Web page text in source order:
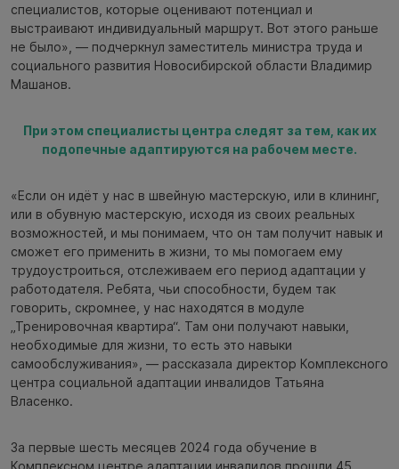
специалистов, которые оценивают потенциал и
выстраивают индивидуальный маршрут. Вот этого раньше
не было», — подчеркнул заместитель министра труда и
социального развития Новосибирской области Владимир
Машанов.
При этом специалисты центра следят за тем, как их
подопечные адаптируются на рабочем месте.
«Если он идёт у нас в швейную мастерскую, или в клининг,
или в обувную мастерскую, исходя из своих реальных
возможностей, и мы понимаем, что он там получит навык и
сможет его применить в жизни, то мы помогаем ему
трудоустроиться, отслеживаем его период адаптации у
работодателя. Ребята, чьи способности, будем так
говорить, скромнее, у нас находятся в модуле
„Тренировочная квартира“. Там они получают навыки,
необходимые для жизни, то есть это навыки
самообслуживания», — рассказала директор Комплексного
центра социальной адаптации инвалидов Татьяна
Власенко.
За первые шесть месяцев 2024 года обучение в